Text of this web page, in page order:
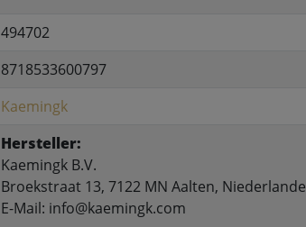
494702
8718533600797
Kaemingk
Hersteller:
Kaemingk B.V.
Broekstraat 13, 7122 MN Aalten, Niederlande
E-Mail: info@kaemingk.com